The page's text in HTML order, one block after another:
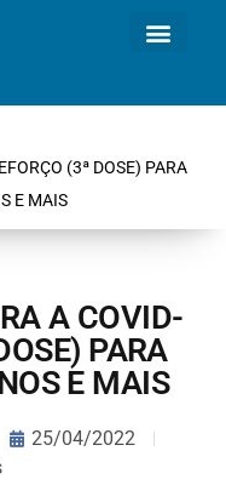
(3ª DOSE) PARA
E MAIS
A COVID-
PARA
E MAIS
25/04/2022